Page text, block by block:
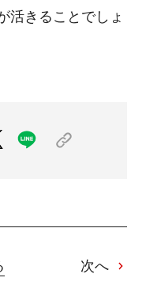
活きることでしょ
次へ